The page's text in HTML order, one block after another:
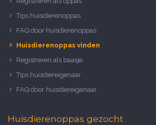
Tips huisdierenoppas
FAQ door huisdierenoppas
Huisdierenoppas vinden
Registreren als baasje
Tips huisdiereigenaar
FAQ door huisdiereigenaar
Huisdierenoppas gezocht